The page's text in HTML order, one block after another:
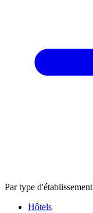
Par type d'établissement
Hôtels